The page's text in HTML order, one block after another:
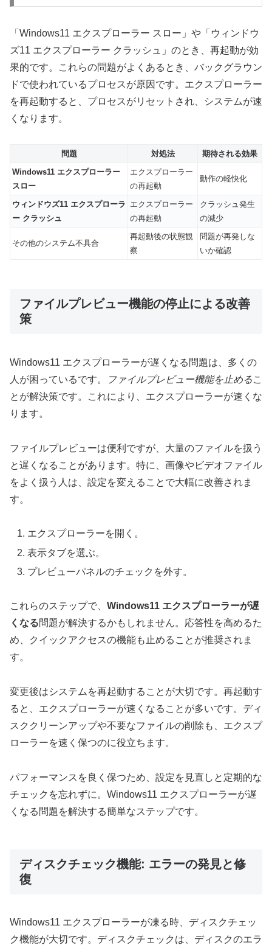
「Windows11 エクスプローラー スロー」や「ウィンドウ
ズ11 エクスプローラー クラッシュ」のとき、再起動が効
果的です。これらの問題がよくあるとき、バックグラウン
ドで使われているプロセスが原因です。エクスプローラー
を再起動すると、プロセスがリセットされ、システムが速
くなります。
問題 対処法
期待される効果
Windows11 エクスプローラー
スロー
エクスプローラー
の再起動
動作の軽快化
ウィンドウズ11 エクスプローラ
ー クラッシュ
エクスプローラー
の再起動
クラッシュ発生
の減少
その他のシステム不具合
再起動後の状態観
察
問題が再発しな
いか確認
ファイルプレビュー機能の停止による改善
策
Windows11 エクスプローラーが遅くなる問題は、多くの
人が困っているです。
ファイルプレビュー機能を止めるこ
とが解決策です。これにより、エクスプローラーが速くな
ります。
ファイルプレビューは便利ですが、大量のファイルを扱う
と遅くなることがあります。特に、画像やビデオファイル
をよく扱う人は、設定を変えることで大幅に改善されま
す。
エクスプローラーを開く。
表示タブを選ぶ。
プレビューパネルのチェックを外す。
これらのステップで、 Windows11 エクスプローラーが遅
くなる問題が解決するかもしれません。応答性を高めるた
め、クイックアクセスの機能も止めることが推奨されま
す。
変更後はシステムを再起動することが大切です。再起動す
ると、エクスプローラーが速くなることが多いです。ディ
スククリーンアップや不要なファイルの削除も、エクスプ
ローラーを速く保つのに役立ちます。
パフォーマンスを良く保つため、設定を見直しと定期的な
チェックを忘れずに。Windows11 エクスプローラーが遅
くなる問題を解決する簡単なステップです。
ディスクチェック機能: エラーの発見と修
復
Windows11 エクスプローラーが凍る時、ディスクチェッ
ク機能が大切です。ディスクチェックは、ディスクのエラ